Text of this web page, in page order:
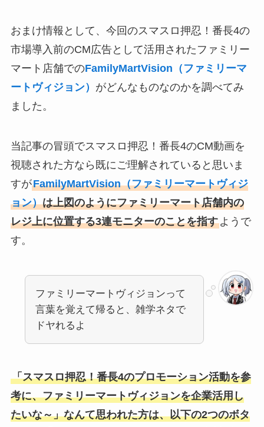
おまけ情報として、今回のスマスロ押忍！番長4の
市場導入前のCM広告として活用されたファミリー
マート店舗でのFamilyMartVision（ファミリーマ
ートヴィジョン） がどんなものなのかを調べてみ
ました。
当記事の冒頭でスマスロ押忍！番長4のCM動画を
視聴された方なら既にご理解されていると思いま
すがFamilyMartVision（ファミリーマートヴィジ
ョン）は上図のようにファミリーマート店舗内の
レジ上に位置する3連モニターのことを指すようで
す。
ファミリーマートヴィジョンって
言葉を覚えて帰ると、雑学ネタで
ドヤれるよ
「スマスロ押忍！番長4のプロモーション活動を参
考に、ファミリーマートヴィジョンを企業活用し
たいな～」なんて思われた方は、以下の2つのボタ